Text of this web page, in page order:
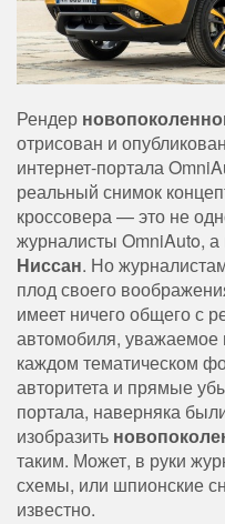
Рендер
отрисован и
интернет-портала
реальный снимок
кроссовера — это не
журналисты OmniAuto, а
Ниссан. Но
плод своего
имеет ничего общего с
автомобиля, уважаемое
каждом тематическом
авторитета и прямые
портала, наверняка
изобразить
таким. Может, в руки
схемы, или шпионские
известно.